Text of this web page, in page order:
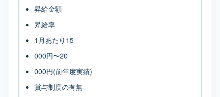
昇給金額
昇給率
1月あたり15
000円〜20
000円(前年度実績)
賞与制度の有無